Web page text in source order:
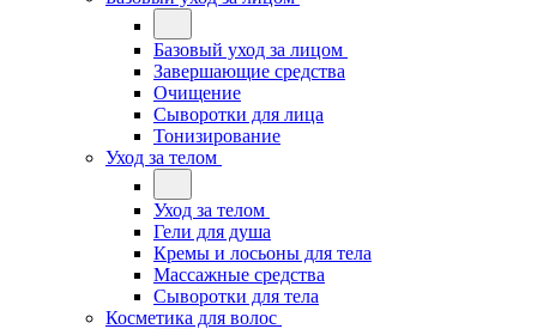
Базовый уход за лицом
Завершающие средства
Очищение
Сыворотки для лица
Тонизирование
Уход за телом
Уход за телом
Гели для душа
Кремы и лосьоны для тела
Массажные средства
Сыворотки для тела
Косметика для волос